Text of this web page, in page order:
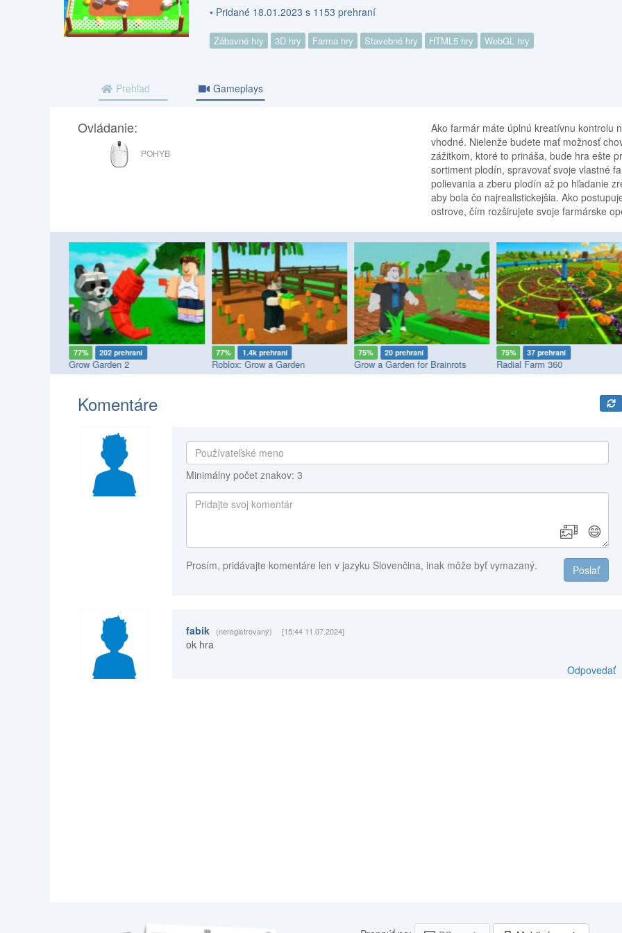
• Pridané 18.01.2023 s 1153 prehraní
Zábavné hry 3D hry Farma hry Stavebné hry HTML5 hry WebGL hry
Prehľad Gameplays
Ovládanie:
MYŠ
POHYB
Ako farmár máte úplnú kreatívnu kontrolu
vhodné. Nielenže budete mať možnosť
zážitkom, ktoré to prináša, bude hra ešte
sortiment plodín, spravovať svoje vlastné
polievania a zberu plodín až po hľadanie
aby bola čo najrealistickejšia. Ako
ostrove, čím rozširujete svoje farmárske
77% 202 prehraní
Grow Garden 2
77% 1.4k prehraní
Roblox: Grow a Garden
75% 20 prehraní
Grow a Garden for Brainrots
75% 37 prehraní
Radial Farm 360
Komentáre
Minimálny počet znakov: 3
😄
Poslať
Prosím, pridávajte komentáre len v jazyku Slovenčina, inak môže byť vymazaný.
fabik (neregistrovaný) [15:44 11.07.2024]
ok hra
Odpovedať